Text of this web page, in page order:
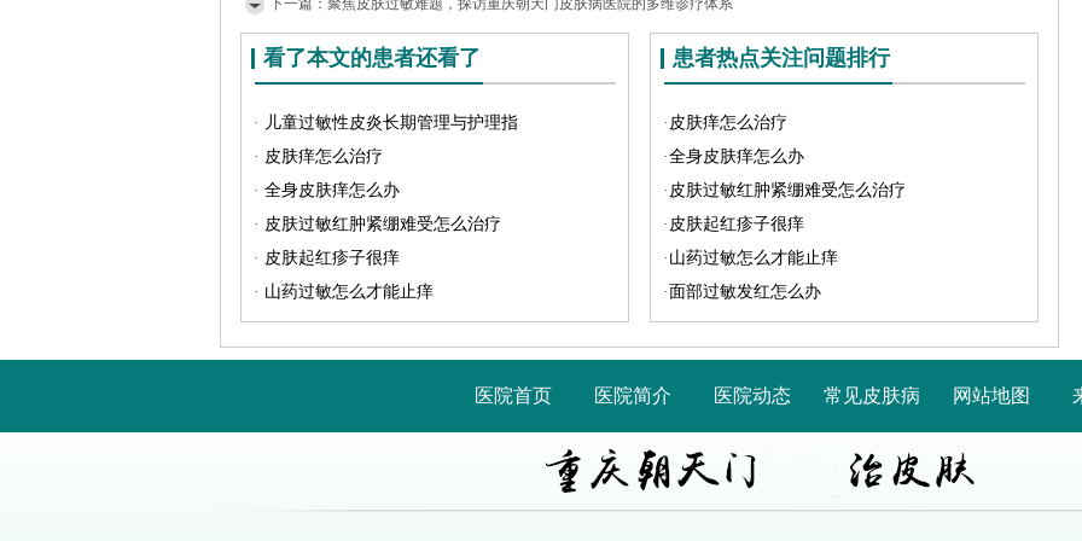
下一篇： 聚焦皮肤过敏难题，探访重庆朝天门皮肤病医院的多维诊疗体系
看了本文的患者还看了
· 儿童过敏性皮炎长期管理与护理指
· 皮肤痒怎么治疗
· 全身皮肤痒怎么办
· 皮肤过敏红肿紧绷难受怎么治疗
· 皮肤起红疹子很痒
· 山药过敏怎么才能止痒
患者热点关注问题排行
· 皮肤痒怎么治疗
·全身皮肤痒怎么办
· 皮肤过敏红肿紧绷难受怎么治疗
· 皮肤起红疹子很痒
· 山药过敏怎么才能止痒
· 面部过敏发红怎么办
医院首页 医院简介 医院动态 常见皮肤病 网站地图